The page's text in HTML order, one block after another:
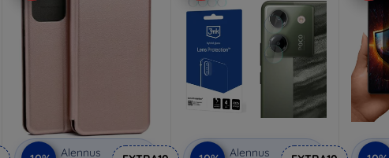
Alennus
Alennus